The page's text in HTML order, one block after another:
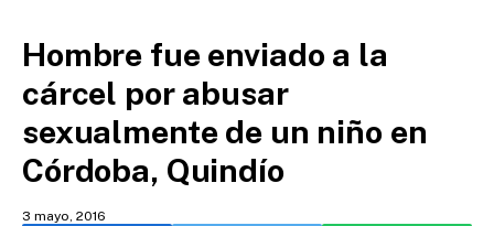
Hombre fue enviado a la
cárcel por abusar
sexualmente de un niño en
Córdoba, Quindío
3 mayo, 2016